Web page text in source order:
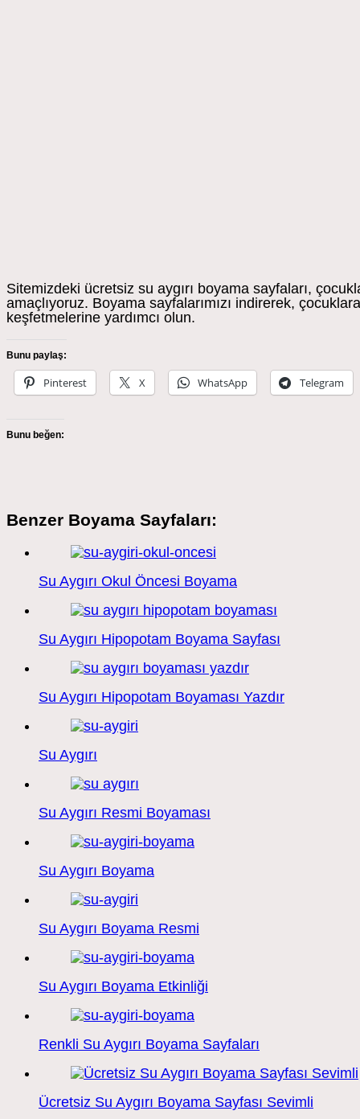
Sitemizdeki ücretsiz su aygırı boyama sayfaları,
amaçlıyoruz. Boyama sayfalarımızı indirerek,
keşfetmelerine yardımcı olun.
Bunu paylaş:
Pinterest X WhatsApp Telegram
Bunu beğen:
Benzer Boyama Sayfaları:
Su Aygırı Okul Öncesi Boyama
Su Aygırı Hipopotam Boyama Sayfası
Su Aygırı Hipopotam Boyaması Yazdır
Su Aygırı
Su Aygırı Resmi Boyaması
Su Aygırı Boyama
Su Aygırı Boyama Resmi
Su Aygırı Boyama Etkinliği
Renkli Su Aygırı Boyama Sayfaları
Ücretsiz Su Aygırı Boyama Sayfası Sevimli